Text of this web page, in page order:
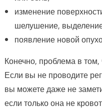
изменение
шелушение,
появление новой
Конечно, проблема в
Если вы не проводите
вы можете даже не
если только она не